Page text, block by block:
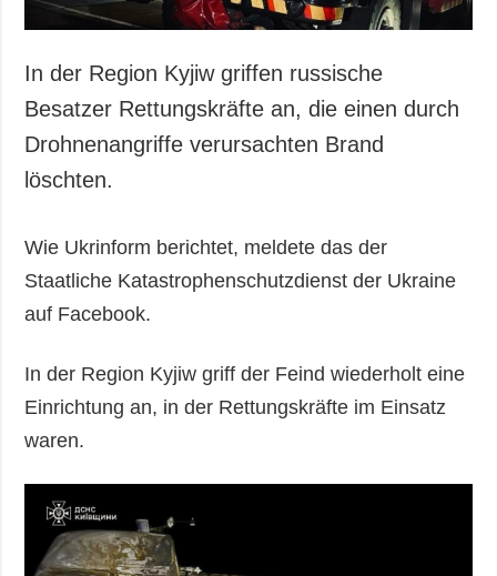
In der Region Kyjiw griffen russische
Besatzer Rettungskräfte an, die einen durch
Drohnenangriffe verursachten Brand
löschten.
Wie Ukrinform berichtet, meldete das der
Staatliche Katastrophenschutzdienst der Ukraine
auf Facebook.
In der Region Kyjiw griff der Feind wiederholt eine
Einrichtung an, in der Rettungskräfte im Einsatz
waren.